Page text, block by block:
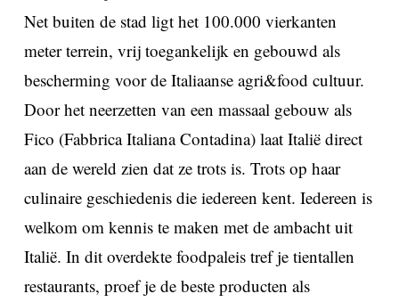
Net buiten de stad ligt het 100.000 vierkanten
meter terrein, vrij toegankelijk en gebouwd als
bescherming voor de Italiaanse agri&food cultuur.
Door het neerzetten van een massaal gebouw als
Fico (Fabbrica Italiana Contadina) laat Italië direct
aan de wereld zien dat ze trots is. Trots op haar
culinaire geschiedenis die iedereen kent. Iedereen is
welkom om kennis te maken met de ambacht uit
Italië. In dit overdekte foodpaleis tref je tientallen
restaurants, proef je de beste producten als